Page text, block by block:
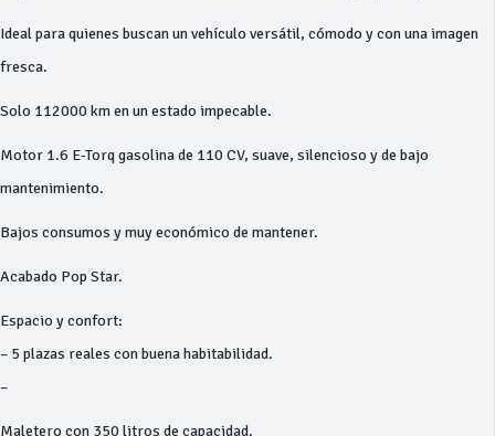
Ideal para quienes buscan un vehículo versátil, cómodo y con una imagen
fresca.
Solo 112000 km en un estado impecable.
Motor 1.6 E-Torq gasolina de 110 CV, suave, silencioso y de bajo
mantenimiento.
Bajos consumos y muy económico de mantener.
Acabado Pop Star.
Espacio y confort:
– 5 plazas reales con buena habitabilidad.
–
Maletero con 350 litros de capacidad.